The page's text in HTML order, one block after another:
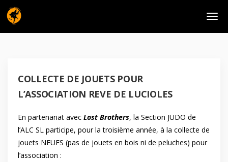
COLLECTE DE JOUETS POUR
L’ASSOCIATION REVE DE LUCIOLES
En partenariat avec Lost Brothers, la Section JUDO de
l’ALC SL participe, pour la troisième année, à la collecte de
jouets NEUFS (pas de jouets en bois ni de peluches) pour
l’association :